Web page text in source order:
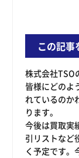
この記事
株式会社TSO
皆様にどのよ
れているのか
ります。
今後は買取実
引リストなど
く予定です。